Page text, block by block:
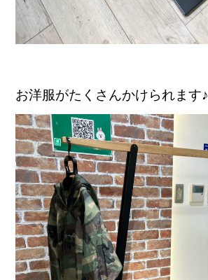
お洋服がたくさんかけられます♪